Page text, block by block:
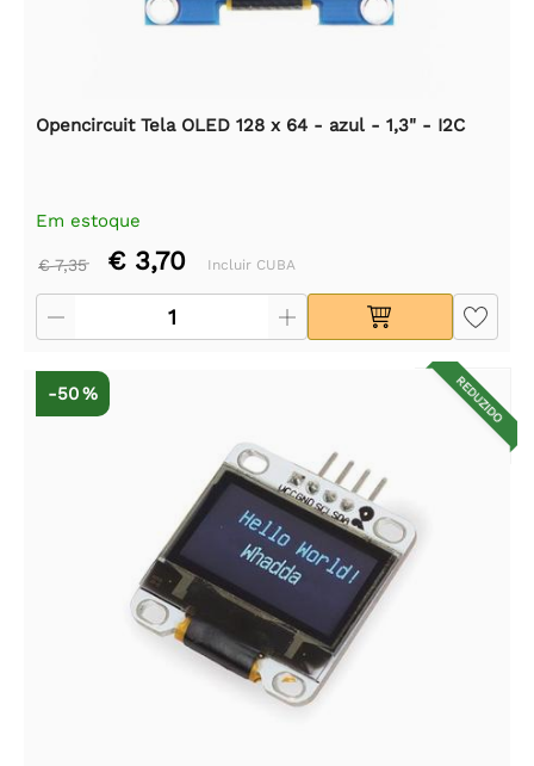
Opencircuit Tela OLED 128 x 64 - azul - 1,3" - I2C
Em estoque
€ 7,35 € 3,70 Incluir CUBA
REDUZIDO
-50 %